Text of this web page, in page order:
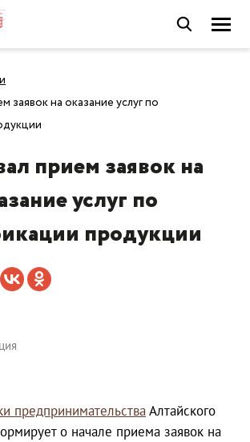
заявок на оказание услуг по
прием заявок на
услуг по
продукции
предпринимательстваАлтайского
о начале приема заявок на